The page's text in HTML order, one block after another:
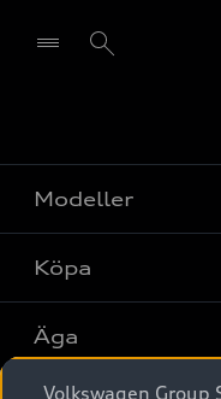
Modeller
Alla modeller
Elbilar
Köpa
Privaterbjudanden
Privatleasing
Äga
Volkswagen Group